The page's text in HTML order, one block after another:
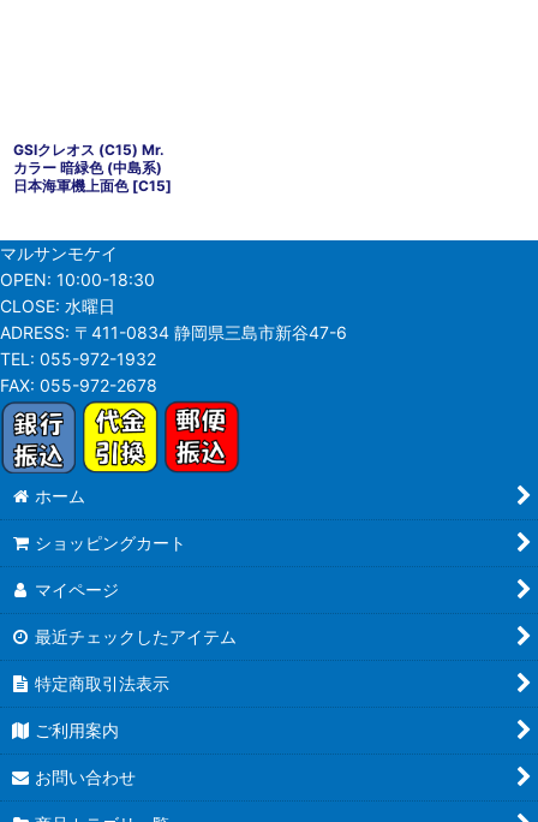
GSIクレオス (C15) Mr.
カラー 暗緑色 (中島系)
日本海軍機上面色 [C15]
マルサンモケイ
OPEN: 10:00-18:30
CLOSE: 水曜日
ADRESS: 〒411-0834 静岡県三島市新谷47-6
TEL: 055-972-1932
FAX: 055-972-2678
ホーム
ショッピングカート
マイページ
最近チェックしたアイテム
特定商取引法表示
ご利用案内
お問い合わせ